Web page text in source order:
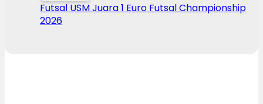
Futsal USM Juara 1 Euro Futsal Championship
2026